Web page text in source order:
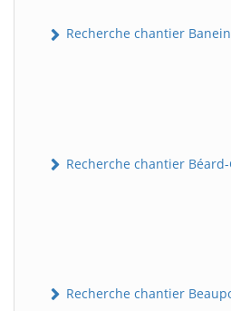
Recherche chantier
Recherche chantier
Recherche chantier